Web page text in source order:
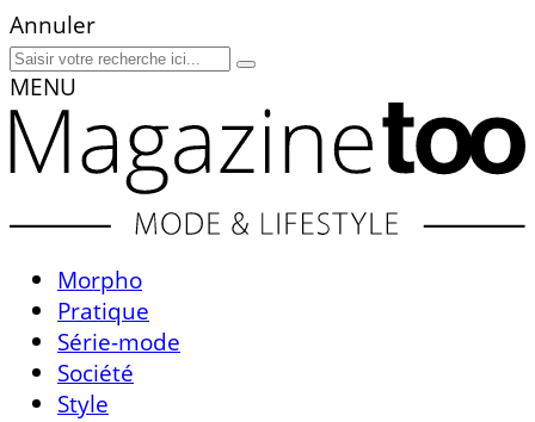
Annuler
MENU
Morpho
Pratique
Série-mode
Société
Style